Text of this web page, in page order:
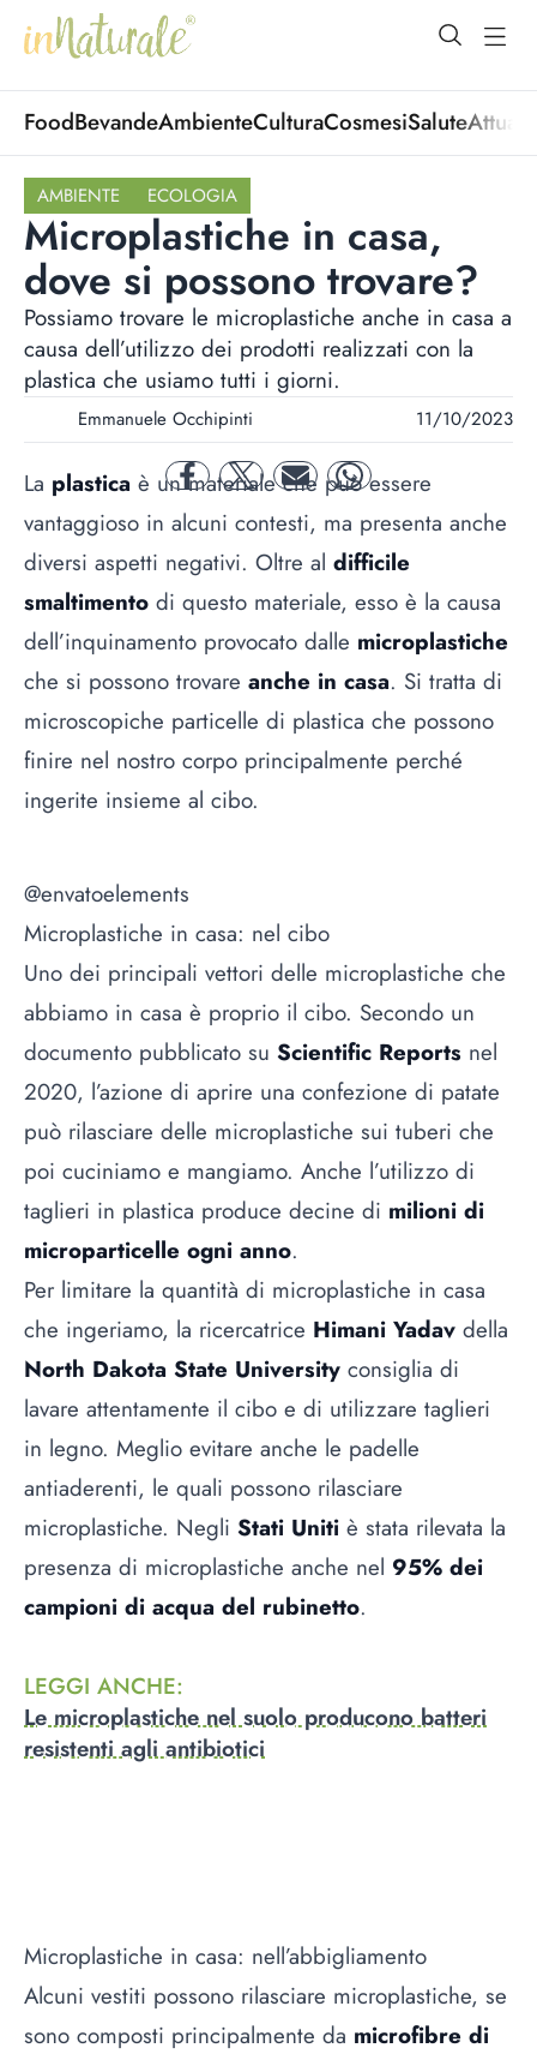
open
FoodBevandeAmbienteCulturaCosmesiSalute
AMBIENTE ECOLOGIA
Microplastiche in casa,
dove si possono trovare?
Possiamo trovare le microplastiche anche in casa a
causa dell’utilizzo dei prodotti realizzati con la
plastica che usiamo tutti i giorni.
Emmanuele Occhipinti 11/10/2023
facebooktwitter mail whatsapp
La plastica è un materiale che può essere
vantaggioso in alcuni contesti, ma presenta anche
diversi aspetti negativi. Oltre al difficile
smaltimento di questo materiale, esso è la causa
dell’inquinamento provocato dalle microplastiche
che si possono trovare anche in casa. Si tratta di
microscopiche particelle di plastica che possono
finire nel nostro corpo principalmente perché
ingerite insieme al cibo.
@envatoelements
Microplastiche in casa: nel cibo
Uno dei principali vettori delle microplastiche che
abbiamo in casa è proprio il cibo. Secondo un
documento pubblicato su Scientific Reports nel
2020, l’azione di aprire una confezione di patate
può rilasciare delle microplastiche sui tuberi che
poi cuciniamo e mangiamo. Anche l’utilizzo di
taglieri in plastica produce decine di milioni di
microparticelle ogni anno.
Per limitare la quantità di microplastiche in casa
che ingeriamo, la ricercatrice Himani Yadav della
North Dakota State University consiglia di
lavare attentamente il cibo e di utilizzare taglieri
in legno. Meglio evitare anche le padelle
antiaderenti, le quali possono rilasciare
microplastiche. Negli Stati Uniti è stata rilevata la
presenza di microplastiche anche nel 95% dei
campioni di acqua del rubinetto.
LEGGI ANCHE:
Le microplastiche nel suolo producono batteri
resistenti agli antibiotici
Microplastiche in casa: nell’abbigliamento
Alcuni vestiti possono rilasciare microplastiche, se
sono composti principalmente da microfibre di